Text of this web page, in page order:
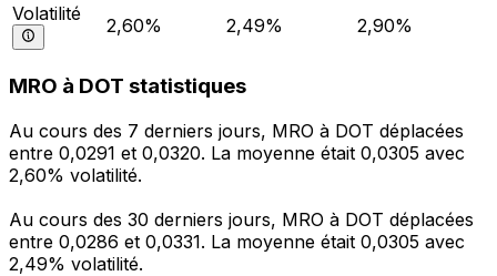
Volatilité
2,60% 2,49% 2,90%
MRO à DOT statistiques
Au cours des 7 derniers jours, MRO à DOT déplacées
entre 0,0291 et 0,0320. La moyenne était 0,0305 avec
2,60% volatilité.
Au cours des 30 derniers jours, MRO à DOT déplacées
entre 0,0286 et 0,0331. La moyenne était 0,0305 avec
2,49% volatilité.